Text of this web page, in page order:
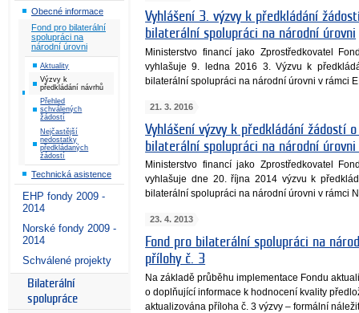
Obecné informace
Fond pro bilaterální
spolupráci na
národní úrovni
Aktuality
Výzvy k
předkládání návrhů
Přehled
schválených
žádostí
Nejčastější
nedostatky
předkládaných
žádostí
Technická asistence
EHP fondy 2009 -
2014
Norské fondy 2009 -
2014
Schválené projekty
Bilaterální
spolupráce
Vyhlášení 3. výzvy k předkládání
bilaterální spolupráci na národní úrovni
Ministerstvo financí jako Zprostředkovatel
vyhlašuje 9. ledna 2016 3. Výzvu k
bilaterální spolupráci na národní úrovni v rámci
21. 3. 2016
Vyhlášení výzvy k předkládání žádostí
bilaterální spolupráci na národní
Ministerstvo financí jako Zprostředkovatel
vyhlašuje dne 20. října 2014 výzvu k
bilaterální spolupráci na národní úrovni v rámci
23. 4. 2013
Fond pro bilaterální spolupráci na
přílohy č. 3
Na základě průběhu implementace Fondu
o doplňující informace k hodnocení kvality
aktualizována příloha č. 3 výzvy – formální